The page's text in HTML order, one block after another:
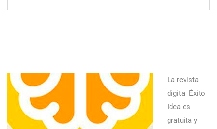
La revista
digital Éxito
Idea es
gratuita y